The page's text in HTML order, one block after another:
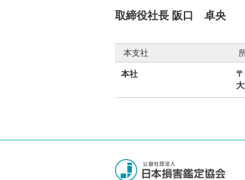
取締役社長 阪口 卓央
本支社
本社